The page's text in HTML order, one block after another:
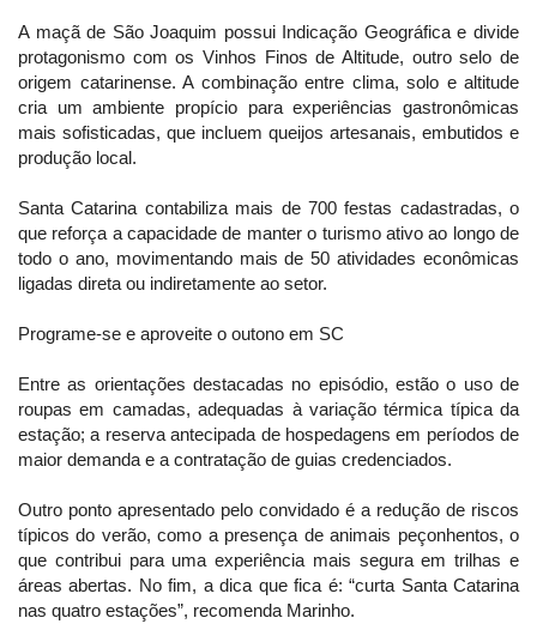
A maçã de São Joaquim possui Indicação Geográfica e divide
protagonismo com os Vinhos Finos de Altitude, outro selo de
origem catarinense. A combinação entre clima, solo e altitude
cria um ambiente propício para experiências gastronômicas
mais sofisticadas, que incluem queijos artesanais, embutidos e
produção local.
Santa Catarina contabiliza mais de 700 festas cadastradas, o
que reforça a capacidade de manter o turismo ativo ao longo de
todo o ano, movimentando mais de 50 atividades econômicas
ligadas direta ou indiretamente ao setor.
Programe-se e aproveite o outono em SC
Entre as orientações destacadas no episódio, estão o uso de
roupas em camadas, adequadas à variação térmica típica da
estação; a reserva antecipada de hospedagens em períodos de
maior demanda e a contratação de guias credenciados.
Outro ponto apresentado pelo convidado é a redução de riscos
típicos do verão, como a presença de animais peçonhentos, o
que contribui para uma experiência mais segura em trilhas e
áreas abertas. No fim, a dica que fica é: “curta Santa Catarina
nas quatro estações”, recomenda Marinho.